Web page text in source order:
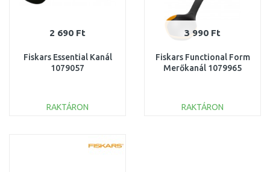
2 690 Ft
Fiskars Essential Kanál
1079057
RAKTÁRON
Összehasonlítás
3 990 Ft
Fiskars Functional Form
Merőkanál 1079965
RAKTÁRON